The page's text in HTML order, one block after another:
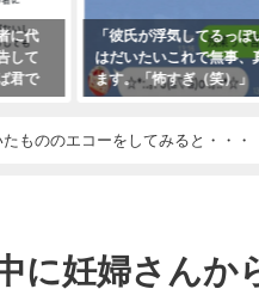
に代
して
君で
・・
「彼氏が浮気してるっぽ
はだいたいこれで無事、
ます。「怖すぎ（笑）」
もののエコーをしてみると・・・
に妊婦さんか